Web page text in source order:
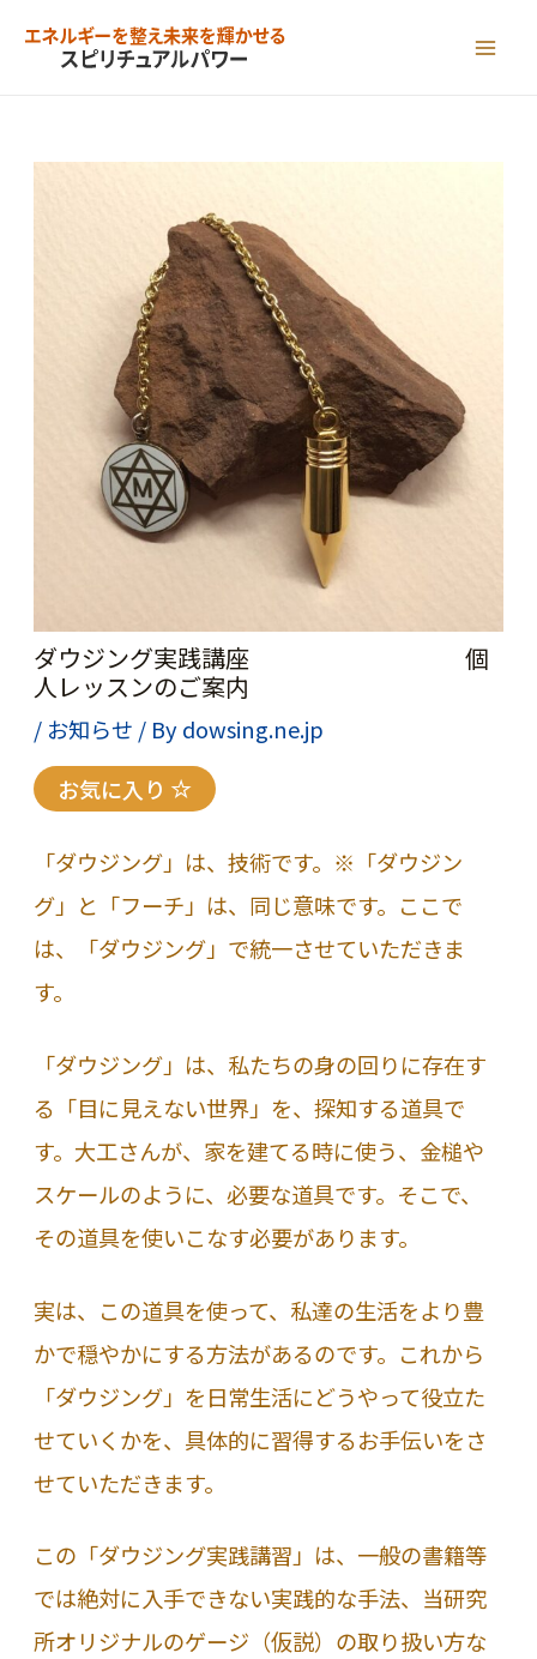
ダウジング実践講座 個
人レッスンのご案内
/ お知らせ / Bydowsing.ne.jp
お気に入り
「ダウジング」は、技術です。※「ダウジン
グ」と「フーチ」は、同じ意味です。ここで
は、「ダウジング」で統一させていただきま
す。
「ダウジング」は、私たちの身の回りに存在す
る「目に見えない世界」を、探知する道具で
す。大工さんが、家を建てる時に使う、金槌や
スケールのように、必要な道具です。そこで、
その道具を使いこなす必要があります。
実は、この道具を使って、私達の生活をより豊
かで穏やかにする方法があるのです。これから
「ダウジング」を日常生活にどうやって役立た
せていくかを、具体的に習得するお手伝いをさ
せていただきます。
この「ダウジング実践講習」は、一般の書籍等
では絶対に入手できない実践的な手法、当研究
所オリジナルのゲージ（仮説）の取り扱い方な